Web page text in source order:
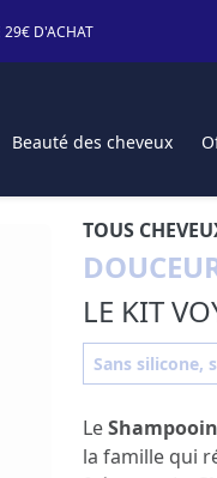
29€ D'ACHAT
Beauté des cheveux
TOUS
LE KIT
Sans silicone,
Le
la famille qui